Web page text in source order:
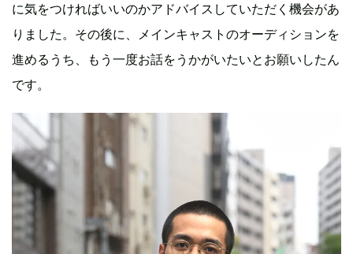
に気をつければいいのかアドバイスしていただく機会があ
りました。その後に、メインキャストのオーディションを
進めるうち、もう一度お話をうかがいたいとお願いしたん
です。